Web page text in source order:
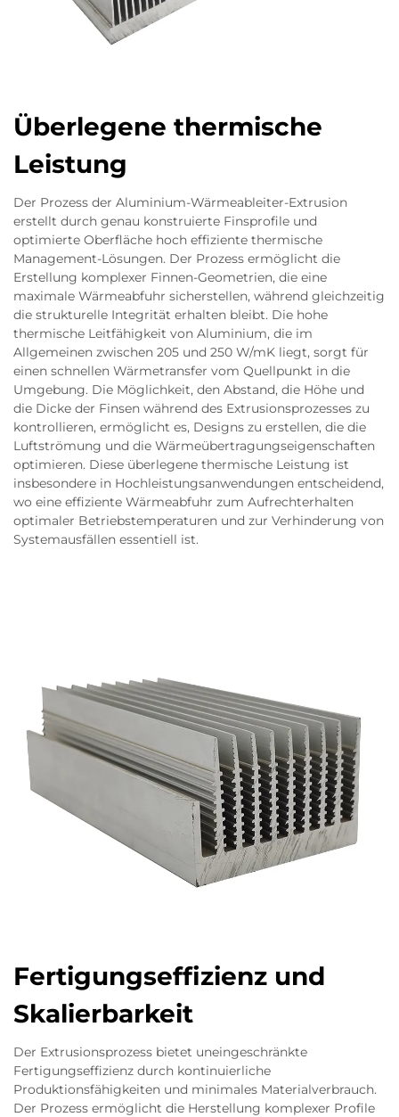
Überlegene thermische
Leistung
Der Prozess der Aluminium-Wärmeableiter-Extrusion
erstellt durch genau konstruierte Finsprofile und
optimierte Oberfläche hoch effiziente thermische
Management-Lösungen. Der Prozess ermöglicht die
Erstellung komplexer Finnen-Geometrien, die eine
maximale Wärmeabfuhr sicherstellen, während gleichzeitig
die strukturelle Integrität erhalten bleibt. Die hohe
thermische Leitfähigkeit von Aluminium, die im
Allgemeinen zwischen 205 und 250 W/mK liegt, sorgt für
einen schnellen Wärmetransfer vom Quellpunkt in die
Umgebung. Die Möglichkeit, den Abstand, die Höhe und
die Dicke der Finsen während des Extrusionsprozesses zu
kontrollieren, ermöglicht es, Designs zu erstellen, die die
Luftströmung und die Wärmeübertragungseigenschaften
optimieren. Diese überlegene thermische Leistung ist
insbesondere in Hochleistungsanwendungen entscheidend,
wo eine effiziente Wärmeabfuhr zum Aufrechterhalten
optimaler Betriebstemperaturen und zur Verhinderung von
Systemausfällen essentiell ist.
Fertigungseffizienz und
Skalierbarkeit
Der Extrusionsprozess bietet uneingeschränkte
Fertigungseffizienz durch kontinuierliche
Produktionsfähigkeiten und minimales Materialverbrauch.
Der Prozess ermöglicht die Herstellung komplexer Profile